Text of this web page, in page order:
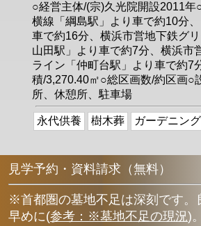
○経営主体/(宗)久光院開設2011年
横線「綱島駅」より車で約10分
車で約16分、横浜市営地下鉄グ
山田駅」より車で約7分、横浜市
ライン「仲町台駅」より車で約7
積/3,270.40㎡○総区画数/約区画○
所、休憩所、駐車場
永代供養 樹木葬 ガーデニング
見学予約・資料請求（無料）
※首都圏の墓地不足は深刻です。
早めに(参考：※墓地不足の現況)。